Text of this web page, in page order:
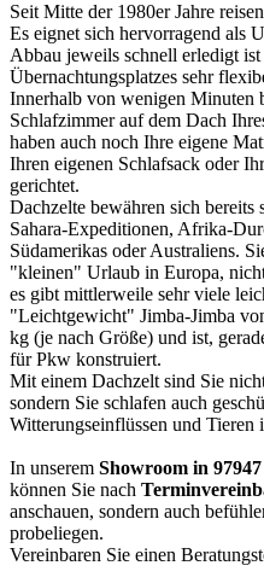
Seit Mitte der 1980er Jahre
Es eignet sich hervorragend als
Abbau jeweils schnell erledigt
Übernachtungsplatzes sehr
Innerhalb von wenigen Minuten
Schlafzimmer auf dem Dach
haben auch noch Ihre eigene
Ihren eigenen Schlafsack oder
gerichtet.
Dachzelte bewähren sich bereits
Sahara-Expeditionen, Afrika-
Südamerikas oder Australiens.
"kleinen" Urlaub in Europa,
es gibt mittlerweile sehr viele
"Leichtgewicht" Jimba-Jimba
kg (je nach Größe) und ist,
für Pkw konstruiert.
Mit einem Dachzelt sind Sie
sondern Sie schlafen auch
Witterungseinflüssen und Tieren
In unserem Showroom in
können Sie nach
anschauen, sondern auch
probeliegen.
Vereinbaren Sie einen